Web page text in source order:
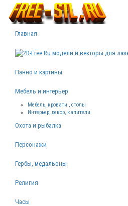
Главная
Панно и картины
Мебель и интерьер
Мебель, кровати , столы
Интерьер, декор, капители
Охота и рыбалка
Персонажи
Гербы, медальоны
Религия
Часы